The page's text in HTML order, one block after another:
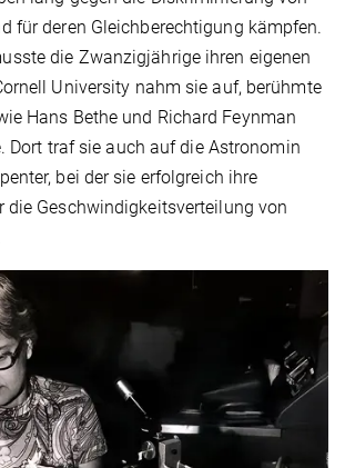
für deren Gleichberechtigung kämpfen.
die Zwanzigjährige ihren eigenen
University nahm sie auf, berühmte
Hans Bethe und Richard Feynman
Dort traf sie auch auf die Astronomin
bei der sie erfolgreich ihre
die Geschwindigkeitsverteilung von